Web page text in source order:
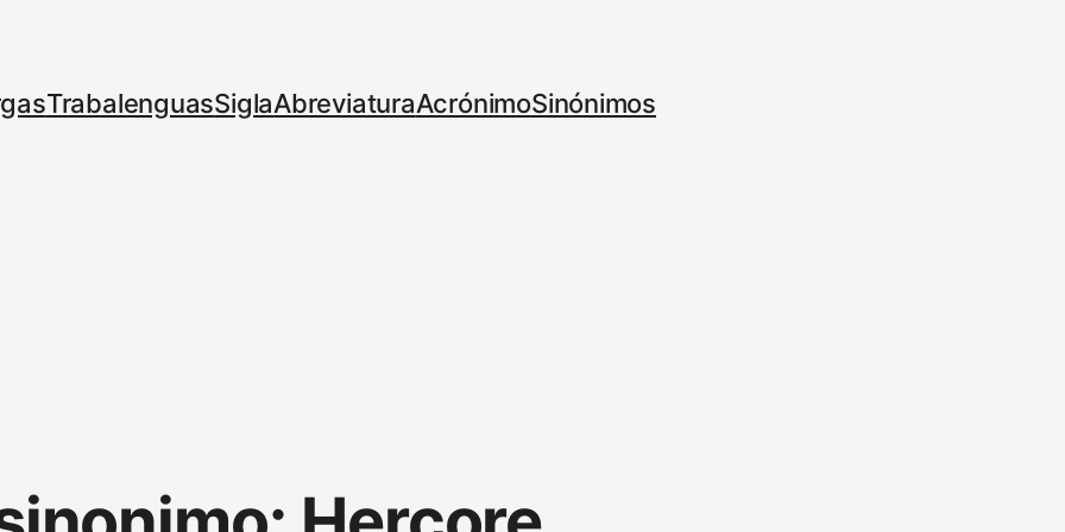
TrabalenguasSiglaAbreviaturaAcrónimoSinónimos